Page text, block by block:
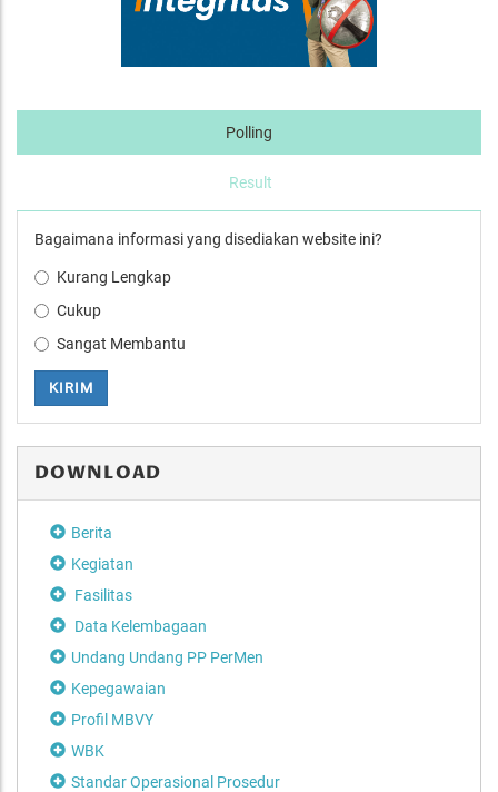
Polling
Result
Bagaimana informasi yang disediakan website ini?
Kurang Lengkap
Cukup
Sangat Membantu
KIRIM
DOWNLOAD
Berita
Kegiatan
Fasilitas
Data Kelembagaan
Undang Undang PP PerMen
Kepegawaian
Profil MBVY
WBK
Standar Operasional Prosedur